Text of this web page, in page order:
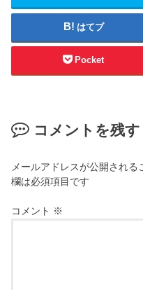
はてブ
Pocket
コメントを残す
メールアドレスが公開される
欄は必須項目です
コメント ※